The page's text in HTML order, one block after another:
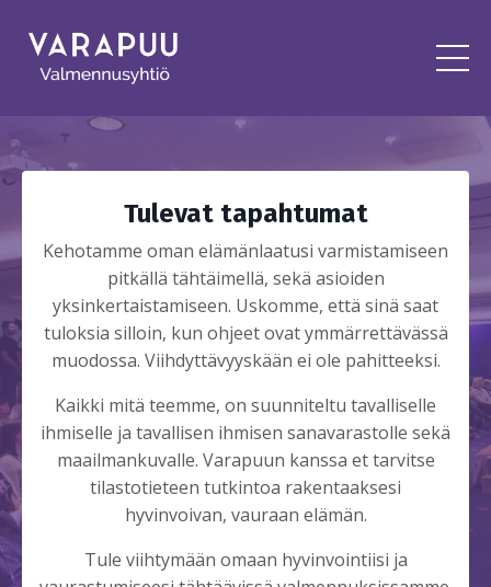
Tulevat tapahtumat
Kehotamme oman elämänlaatusi varmistamiseen
pitkällä tähtäimellä, sekä asioiden
yksinkertaistamiseen. Uskomme, että sinä saat
tuloksia silloin, kun ohjeet ovat ymmärrettävässä
muodossa. Viihdyttävyyskään ei ole pahitteeksi.
Kaikki mitä teemme, on suunniteltu tavalliselle
ihmiselle ja tavallisen ihmisen sanavarastolle sekä
maailmankuvalle. Varapuun kanssa et tarvitse
tilastotieteen tutkintoa rakentaaksesi
hyvinvoivan, vauraan elämän.
Tule viihtymään omaan hyvinvointiisi ja